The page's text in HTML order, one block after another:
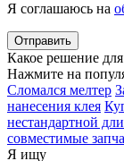
Я соглашаюсь на
Отправить
Какое решение
Нажмите на
Сломался мелтер
нанесения клея
нестандартной
совместимые
Я ищу